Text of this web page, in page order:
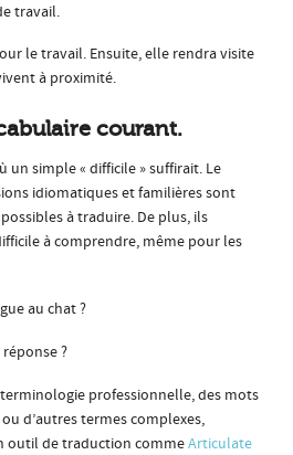
travail.
le travail. Ensuite, elle rendra visite
à proximité.
courant.
un simple « difficile » suffirait. Le
idiomatiques et familières sont
à traduire. De plus, ils
à comprendre, même pour les
au chat ?
?
professionnelle, des mots
d’autres termes complexes,
outil de traduction commeArticulate